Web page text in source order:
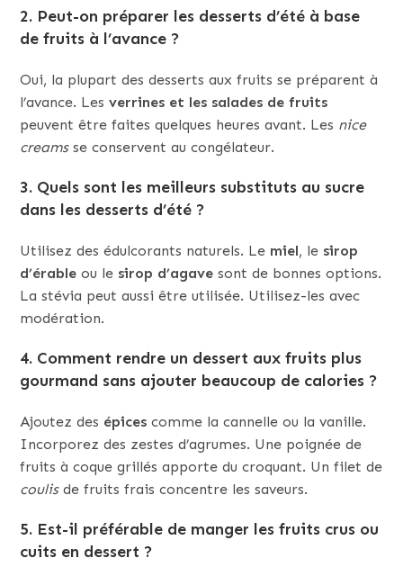
2. Peut-on préparer les desserts d’été à base
de fruits à l’avance ?
Oui, la plupart des desserts aux fruits se préparent à
l’avance. Lesverrines et les salades de fruits
peuvent être faites quelques heures avant. Les nice
creamsse conservent au congélateur.
3. Quels sont les meilleurs substituts au sucre
dans les desserts d’été ?
Utilisez des édulcorants naturels. Le miel, le sirop
d’érable ou le sirop d’agave sont de bonnes options.
La stévia peut aussi être utilisée. Utilisez-les avec
modération.
4. Comment rendre un dessert aux fruits plus
gourmand sans ajouter beaucoup de calories ?
Ajoutez des épices comme la cannelle ou la vanille.
Incorporez des zestes d’agrumes. Une poignée de
fruits à coque grillés apporte du croquant. Un filet de
coulisde fruits frais concentre les saveurs.
5. Est-il préférable de manger les fruits crus ou
cuits en dessert ?